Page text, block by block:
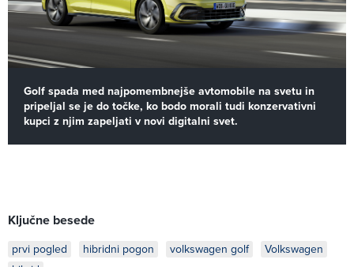
Golf spada med najpomembnejše avtomobile na svetu in
pripeljal se je do točke, ko bodo morali tudi konzervativni
kupci z njim zapeljati v novi digitalni svet.
Ključne besede
prvi pogled hibridni pogon volkswagen golf
Volkswagen